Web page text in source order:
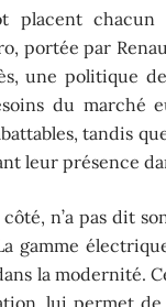
placent
portée par
une politique
du marché
tandis
leur présence
côté, n’a pas dit
gamme
la modernité.
lui permet